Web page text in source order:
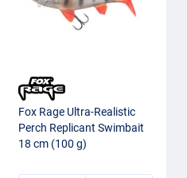
Fox Rage Ultra-Realistic
Perch Replicant Swimbait
18 cm (100 g)